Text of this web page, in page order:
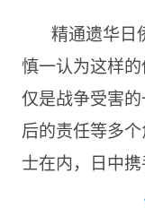
精通遗华日
慎一认为这样
仅是战争受害
后的责任等多
士在内，日中